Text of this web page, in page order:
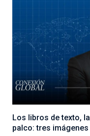
Los libros de texto,
palco: tres